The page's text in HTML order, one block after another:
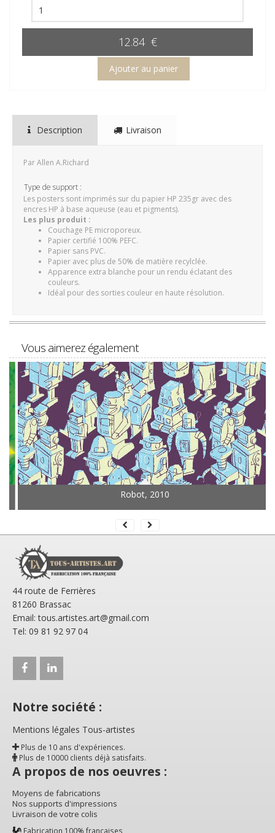
12.84 €
Description Livraison
Par Allen A.Richard
Type de support :
Les posters sont imprimés sur du papier HP 235gr avec des
encres HP à base aqueuse (eau et pigments).
Les plus produit :
Couchage PE microporeux.
Papier certifié 100% PEFC.
Papier sans PVC.
Papier avec plus de 50% de matière recylclée.
Apparence extra blanche pour un rendu éclatant des
couleurs.
Idéal pour des sorties couleur en haute résolution.
Vous aimerez également
Robot, 2010
44 route de Ferrières
81260 Brassac
Email: tous.artistes.art@gmail.com
Tel: 09 81 92 97 04
Notre société :
Mentions légales Tous-artistes
Plus de 10 ans d'expériences.
Plus de 10000 clients déjà satisfaits.
A propos de nos oeuvres :
Moyens de fabrications
Nos supports d'impressions
Livraison de votre colis
Fabrication 100% françaises